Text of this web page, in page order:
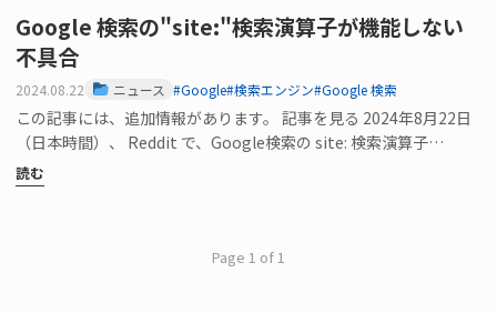
Google 検索の"site:"検索演算子が機能しない
不具合
2024.08.22 ニュース #Google#検索エンジン#Google 検索
この記事には、追加情報があります。 記事を見る 2024年8月22日
（日本時間）、 Reddit で、Google検索の site: 検索演算子…
読む
Page 1 of 1